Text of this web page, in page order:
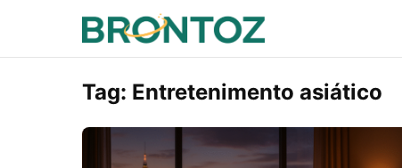
Tag: Entretenimento asiático